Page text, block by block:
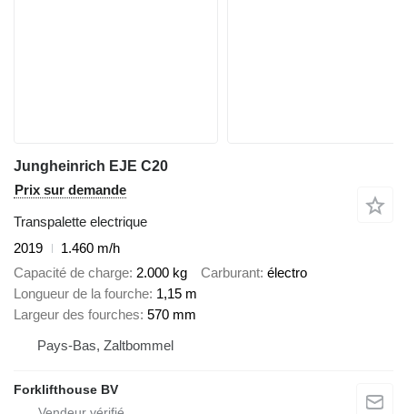
Jungheinrich EJE C20
Prix sur demande
Transpalette electrique
2019
1.460 m/h
Capacité de charge 2.000 kg Carburant électro
Longueur de la fourche 1,15 m
Largeur des fourches 570 mm
Pays-Bas, Zaltbommel
Forklifthouse BV